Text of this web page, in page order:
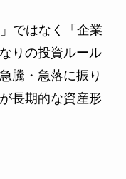
ではなく「企業
りの投資ルール
騰・急落に振り
長期的な資産形